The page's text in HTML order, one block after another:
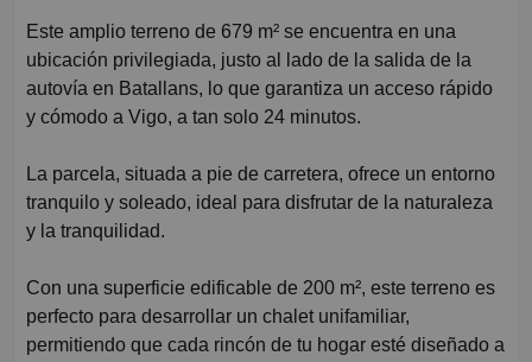
Este amplio terreno de 679 m² se encuentra en una
ubicación privilegiada, justo al lado de la salida de la
autovía en Batallans, lo que garantiza un acceso rápido
y cómodo a Vigo, a tan solo 24 minutos.
La parcela, situada a pie de carretera, ofrece un entorno
tranquilo y soleado, ideal para disfrutar de la naturaleza
y la tranquilidad.
Con una superficie edificable de 200 m², este terreno es
perfecto para desarrollar un chalet unifamiliar,
permitiendo que cada rincón de tu hogar esté diseñado a